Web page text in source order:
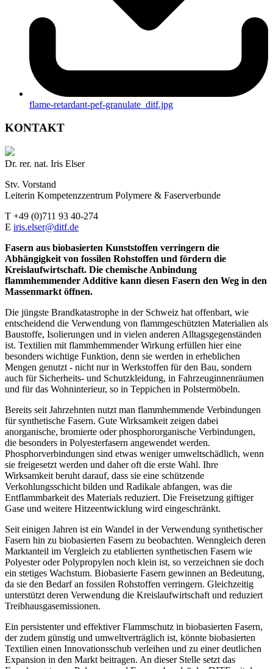
flame-retardant-pef-granulate_ditf.jpg
KONTAKT
Dr. rer. nat. Iris Elser
Stv. Vorstand
Leiterin Kompetenzzentrum Polymere & Faserverbunde
T +49 (0)711 93 40-274
E iris.elser@ditf.de
Fasern aus biobasierten Kunststoffen verringern die
Abhängigkeit von fossilen Rohstoffen und fördern die
Kreislaufwirtschaft. Die chemische Anbindung
flammhemmender Additive kann diesen Fasern den Weg in den
Massenmarkt öffnen.
Die jüngste Brandkatastrophe in der Schweiz hat offenbart, wie
entscheidend die Verwendung von flammgeschützten Materialien als
Baustoffe, Isolierungen und in vielen anderen Alltagsgegenständen
ist. Textilien mit flammhemmender Wirkung erfüllen hier eine
besonders wichtige Funktion, denn sie werden in erheblichen
Mengen genutzt - nicht nur in Werkstoffen für den Bau, sondern
auch für Sicherheits- und Schutzkleidung, in Fahrzeuginnenräumen
und für das Wohninterieur, so in Teppichen in Polstermöbeln.
Bereits seit Jahrzehnten nutzt man flammhemmende Verbindungen
für synthetische Fasern. Gute Wirksamkeit zeigen dabei
anorganische, bromierte oder phosphororganische Verbindungen,
die besonders in Polyesterfasern angewendet werden.
Phosphorverbindungen sind etwas weniger umweltschädlich, wenn
sie freigesetzt werden und daher oft die erste Wahl. Ihre
Wirksamkeit beruht darauf, dass sie eine schützende
Verkohlungsschicht bilden und Radikale abfangen, was die
Entflammbarkeit des Materials reduziert. Die Freisetzung giftiger
Gase und weitere Hitzeentwicklung wird eingeschränkt.
Seit einigen Jahren ist ein Wandel in der Verwendung synthetischer
Fasern hin zu biobasierten Fasern zu beobachten. Wenngleich deren
Marktanteil im Vergleich zu etablierten synthetischen Fasern wie
Polyester oder Polypropylen noch klein ist, so verzeichnen sie doch
ein stetiges Wachstum. Biobasierte Fasern gewinnen an Bedeutung,
da sie den Bedarf an fossilen Rohstoffen verringern. Gleichzeitig
unterstützt deren Verwendung die Kreislaufwirtschaft und reduziert
Treibhausgasemissionen.
Ein persistenter und effektiver Flammschutz in biobasierten Fasern,
der zudem günstig und umweltverträglich ist, könnte biobasierten
Textilien einen Innovationsschub verleihen und zu einer deutlichen
Expansion in den Markt beitragen. An dieser Stelle setzt das